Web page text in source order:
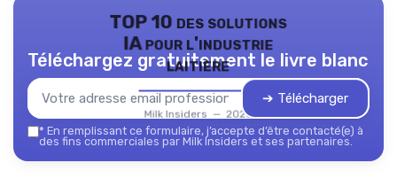
TOP 10 des solutions
IA pour l'industrie
laitière
Milk Insiders — 2026
Téléchargez gratuitement le livre blanc
➔ Télécharger
* En remplissant ce formulaire, j’accepte d’être contacté(e) à
des fins commerciales par Milk Insiders et ses partenaires.